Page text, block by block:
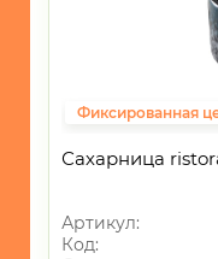
Фиксированная
Сахарница
Артикул:
Код: